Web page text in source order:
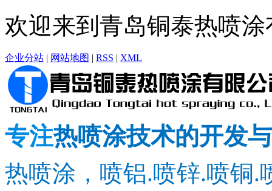
欢迎来到青岛铜泰热喷
企业分站 | 网站地图 | RSS | XML
专注热喷涂技术的开发
热喷涂，喷铝.喷锌.喷铜.